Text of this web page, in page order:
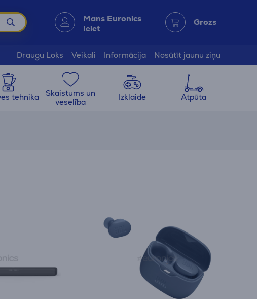
Mans Euronics
Ieiet
Grozs
Draugu Loks Veikali Informācija Nosūtīt jaunu ziņu
tehnika
Skaistums un
veselība
Izklaide Atpūta